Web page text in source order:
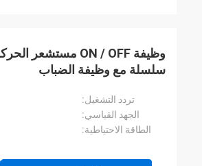
سلسلة مع وظيفة الضباب
تردد التشغيل:
الجهد القياسي:
الطاقة الاحتياطية: